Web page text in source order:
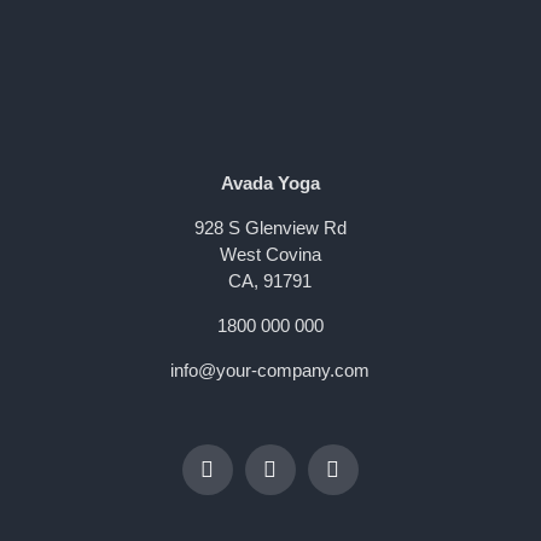
Avada Yoga
928 S Glenview Rd
West Covina
CA, 91791
1800 000 000
info@your-company.com